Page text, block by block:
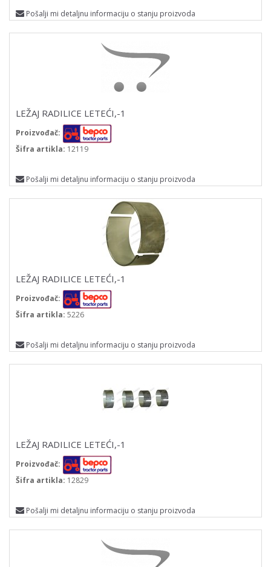
Pošalji mi detaljnu informaciju o stanju proizvoda
LEŽAJ RADILICE LETEĆI,-1
Proizvođač:
Šifra artikla: 12119
Pošalji mi detaljnu informaciju o stanju proizvoda
LEŽAJ RADILICE LETEĆI,-1
Proizvođač:
Šifra artikla: 5226
Pošalji mi detaljnu informaciju o stanju proizvoda
LEŽAJ RADILICE LETEĆI,-1
Proizvođač:
Šifra artikla: 12829
Pošalji mi detaljnu informaciju o stanju proizvoda